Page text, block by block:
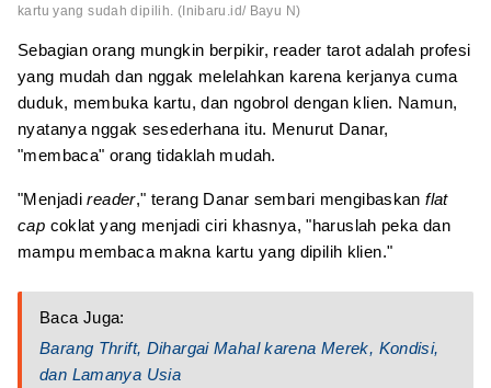
kartu yang sudah dipilih. (Inibaru.id/ Bayu N)
Sebagian orang mungkin berpikir, reader tarot adalah profesi
yang mudah dan nggak melelahkan karena kerjanya cuma
duduk, membuka kartu, dan ngobrol dengan klien. Namun,
nyatanya nggak sesederhana itu. Menurut Danar,
"membaca" orang tidaklah mudah.
"Menjadireader," terang Danar sembari mengibaskanflat
cap coklat yang menjadi ciri khasnya, "haruslah peka dan
mampu membaca makna kartu yang dipilih klien."
Baca Juga:
Barang Thrift, Dihargai Mahal karena Merek, Kondisi,
dan Lamanya Usia